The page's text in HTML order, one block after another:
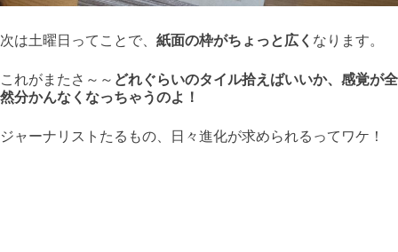
次は土曜日ってことで、 紙面の枠がちょっと広く なります。
これがまたさ～～ どれぐらいのタイル拾えばいいか、感覚が全
然分かんなくなっちゃうのよ！
ジャーナリストたるもの、日々進化が求められるってワケ！